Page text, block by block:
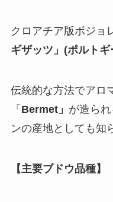
クロアチア版ボジョ
ギザッツ」(ポルトギ
伝統的な方法でアロ
「 Bermet」 が造ら
ンの産地としても知
【主要ブドウ品種】